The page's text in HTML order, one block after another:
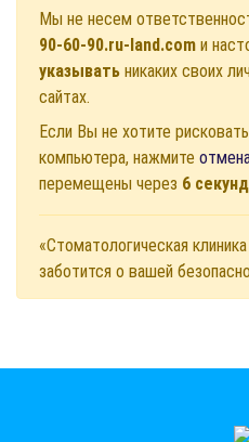
Мы не несем
90-60-90.ru-land.com и
указывать никаких своих
сайтах.
Если Вы не хотите
компьютера, нажмите
перемещены через 6 секунд
«Стоматологическая
заботится о вашей